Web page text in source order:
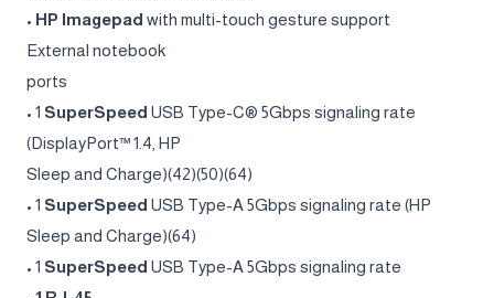
• HP Imagepad with multi-touch gesture support
External notebook
ports
• 1 SuperSpeed USB Type-C® 5Gbps signaling rate
(DisplayPort™ 1.4, HP
Sleep and Charge)(42)(50)(64)
• 1 SuperSpeed USB Type-A 5Gbps signaling rate (HP
Sleep and Charge)(64)
• 1 SuperSpeed USB Type-A 5Gbps signaling rate